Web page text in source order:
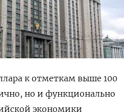
к отметкам выше 100
но и функционально
экономики